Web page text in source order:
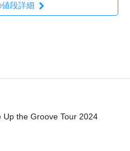
段詳細
Up the Groove Tour 2024